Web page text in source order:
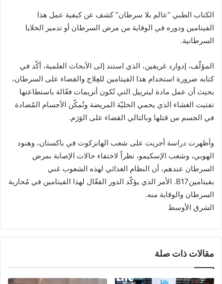
الكتاب الطبي “عالم بلا سرطان” كشف عن كيفية عمل هذا
الفيتامين ودوره في الوقاية من مرض السرطان أو تدمير الخلايا
السرطانية.
المؤلّف، إدوارد غريفين، الذي استند إلى الأبحاث العلمية، أكّد في
كتابه ضرورة استخدام هذا الفيتامين للعِلاج والقضاء على السرطان،
بحيث أن عمل مادة ليترييل التي تُكون أنزيمات فعّالة باستطاعتها
تفتيت الغشاء الذي يحمي الخليّة المريضة وتُمكّن الأجسام المُضادة
في الجسم من قتلها وبالتالي القضاء على الوَرَم.
وأظهرت دراسة أجريت على شعب الهانزكوت في باكستان، وهنود
الهوبي، وشعب الإسكيمو، نظراً لاختفاء حالات الإصابة بمرض
السرطان عندهم، أن النظام الغذائي لهذه الشعوب غني
بفيتامينB17. الأمر الذي يؤكّد الدور الفعّال لهذا الفيتامين في مُحاربة
السرطان والوقاية منه.
الشرق الأوسط
مقالات ذات صلة